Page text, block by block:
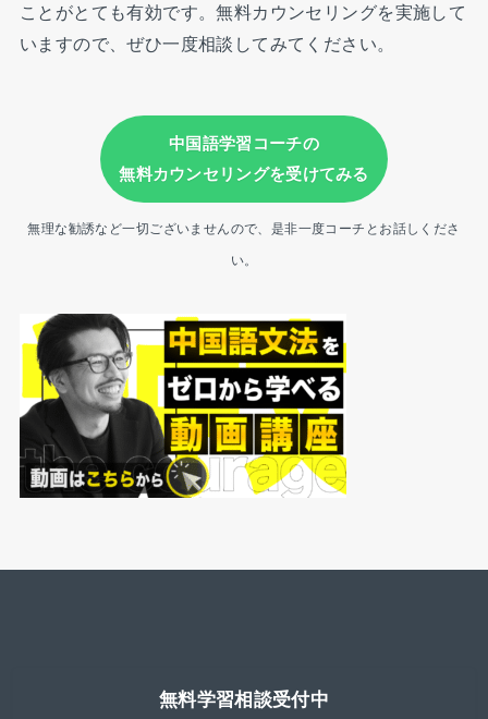
ことがとても有効です。無料カウンセリングを実施して
いますので、ぜひ一度相談してみてください。
中国語学習コーチの
無料カウンセリングを受けてみる
無理な勧誘など一切ございませんので、是非一度コーチとお話しくださ
い。
無料学習相談受付中